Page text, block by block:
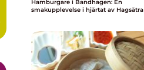
Hamburgare i Bandhagen: En
smakupplevelse i hjärtat av Hagsätra